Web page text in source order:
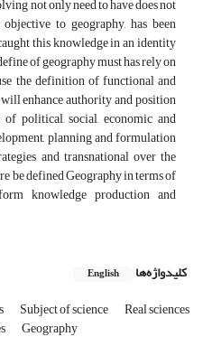
not only need to have does not
to geography, has been
this knowledge in an identity
of geography must has rely on
the definition of functional and
enhance authority and position
political, social, economic and
planning and formulation
and transnational over the
be defined Geography in terms of
knowledge production and
کلیدواژه‌ها English
Subject of science Real sciences
Geography